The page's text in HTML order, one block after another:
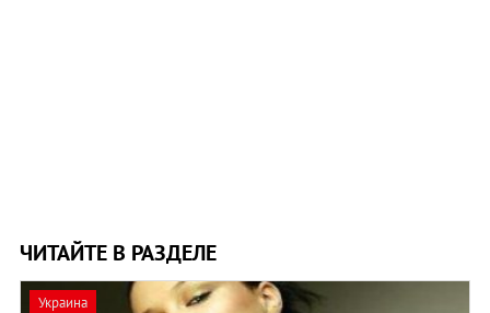
ЧИТАЙТЕ В РАЗДЕЛЕ
Украина